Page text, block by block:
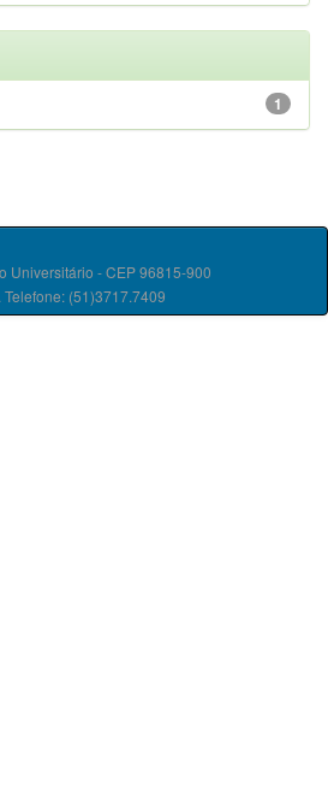
1
Universitário - CEP 96815-900
(51)3717.7409